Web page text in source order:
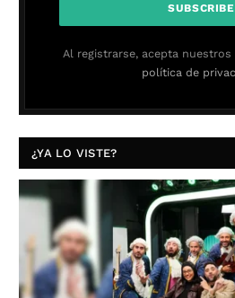
Al registrarse, acepta
política de
¿YA LO VISTE?